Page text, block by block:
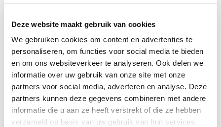
Deze website maakt gebruik van cookies
We gebruiken cookies om content en advertenties te
personaliseren, om functies voor social media te bieden
en om ons websiteverkeer te analyseren. Ook delen we
informatie over uw gebruik van onze site met onze
partners voor social media, adverteren en analyse. Deze
partners kunnen deze gegevens combineren met andere
informatie die u aan ze heeft verstrekt of die ze hebben
verzameld op basis van uw gebruik van hun services.
Het is ook mogelijk om uw donatie over te maken via
onsonline donatieformulier.
Vragen?
Mocht u nog vragen hebben, neemt u dan gerust
contact met ons op via 020-512 2856 of via
fondsenwerving@nki.nl . Wij beantwoorden ze graag.